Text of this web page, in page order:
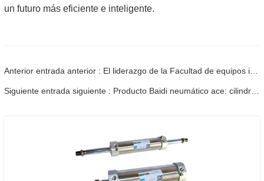
un futuro más eficiente e inteligente.